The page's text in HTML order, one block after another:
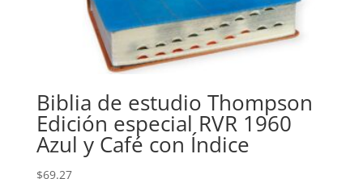
Biblia de estudio Thompson
Edición especial RVR 1960
Azul y Café con Índice
$69.27